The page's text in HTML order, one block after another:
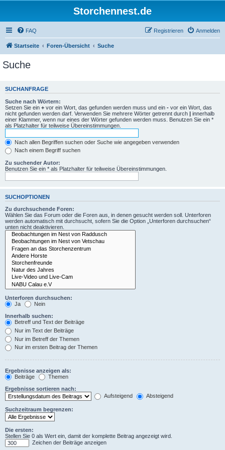
Storchennest.de
FAQ Anmelden
Registrieren
Startseite Foren-Übersicht Suche
Suche
SUCHANFRAGE
Suche nach Wörtern:
Setzen Sie ein + vor ein Wort, das gefunden werden muss und ein - vor ein Wort, das
nicht gefunden werden darf. Verwenden Sie mehrere Wörter getrennt durch | innerhalb
einer Klammer, wenn nur eines der Wörter gefunden werden muss. Benutzen Sie ein *
als Platzhalter für teilweise Übereinstimmungen.
Nach allen Begriffen suchen oder Suche wie angegeben verwenden
Nach einem Begriff suchen
Zu suchender Autor:
Benutzen Sie ein * als Platzhalter für teilweise Übereinstimmungen.
SUCHOPTIONEN
Zu durchsuchende Foren:
Wählen Sie das Forum oder die Foren aus, in denen gesucht werden soll. Unterforen
werden automatisch mit durchsucht, sofern Sie die Option „Unterforen durchsuchen“
unten nicht deaktivieren.
Unterforen durchsuchen:
Ja
Nein
Innerhalb suchen:
Betreff und Text der Beiträge
Nur im Text der Beiträge
Nur im Betreff der Themen
Nur im ersten Beitrag der Themen
Ergebnisse anzeigen als:
Beiträge
Themen
Ergebnisse sortieren nach:
Aufsteigend
Absteigend
Suchzeitraum begrenzen:
Die ersten:
Stellen Sie 0 als Wert ein, damit der komplette Beitrag angezeigt wird.
Zeichen der Beiträge anzeigen